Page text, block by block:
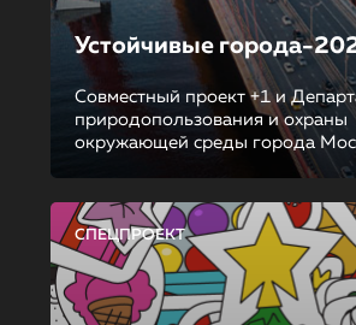
Устойчивые города-
Совместный проект +1 и
природопользования и охраны
окружающей среды города
СПЕЦПРОЕКТ